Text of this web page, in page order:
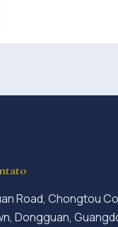
Road, Chongtou
Dongguan,